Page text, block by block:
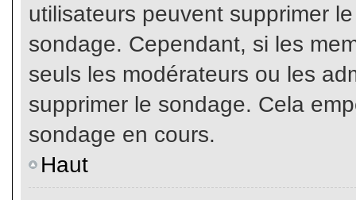
utilisateurs peuvent supprimer
sondage. Cependant, si les
seuls les modérateurs ou les
supprimer le sondage. Cela
sondage en cours.
Haut